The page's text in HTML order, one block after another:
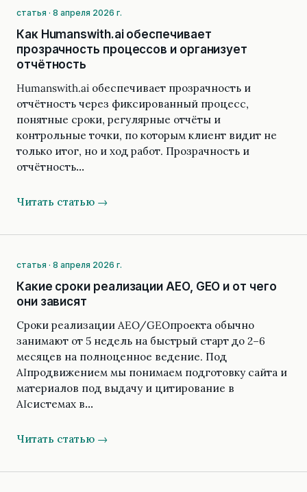
статья · 8 апреля 2026 г.
Как Humanswith.ai обеспечивает
прозрачность процессов и организует
отчётность
Humanswith.ai обеспечивает прозрачность и
отчётность через фиксированный процесс,
понятные сроки, регулярные отчёты и
контрольные точки, по которым клиент видит не
только итог, но и ход работ. Прозрачность и
отчётность…
Читать статью →
статья · 8 апреля 2026 г.
Какие сроки реализации AEO, GEO и от чего
они зависят
Сроки реализации AEO/GEOпроекта обычно
занимают от 5 недель на быстрый старт до 2–6
месяцев на полноценное ведение. Под
AIпродвижением мы понимаем подготовку сайта и
материалов под выдачу и цитирование в
AIсистемах в…
Читать статью →